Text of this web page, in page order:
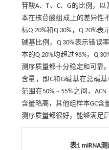
苷酸A、T、C、G的比例，
本在核苷酸组成上的差异性
标Q 20%和Q 30%，Q 20%
碱基比例，Q 30%表示错误
本的Q 20%均超过98%，Q
测序质量都十分稳定和可靠
含量，即C和G碱基在总碱
范围在50% ~ 55%之间，ACN
含量略高，其他组样本GC含
测序质量都很好，能够满足
表1 miRNA